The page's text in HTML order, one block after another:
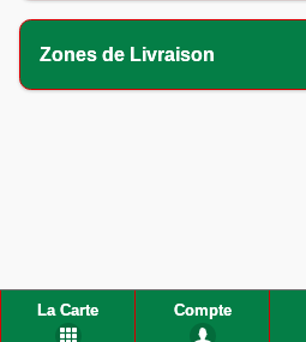
Zones de Livraison
La Carte Compte